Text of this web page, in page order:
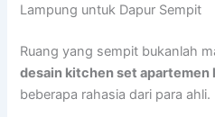
Lampung untuk Dapur Sempit
Ruang yang sempit bukanlah
desain kitchen set apartemen
beberapa rahasia dari para ahli.